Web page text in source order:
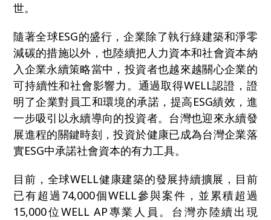
世。
隨著全球ESG的盛行，企業除了執行綠建築和淨零
減碳的措施以外，也陸續把人力資本和社會資本納
入企業永續策略當中，投資者也越來越關心企業的
可持續性和社會影響力。通過取得WELL認證，證
明了企業對員工和環境的承諾，提高ESG績效，進
一步吸引以永續導向的投資者。台灣也迎來永續發
展進程的關鍵時刻，投資於健康已成為台灣企業落
實ESG中承諾社會資本的有力工具。
目前，全球WELL健康建築的發展持續擴展，目前
已有超過74,000個WELL參與案件，並累積超過
15,000位WELL AP專業人員。台灣亦陸續出現